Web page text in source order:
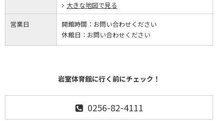
大きな地図で見る
営業日 開館時間： お問い合わせください
休館日： お問い合わせください
岩室体育館に行く前にチェック！
0256-82-4111